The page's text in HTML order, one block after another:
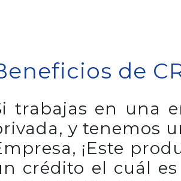
de
trabajas en una
y tenemos
¡Este
crédito el cuál es